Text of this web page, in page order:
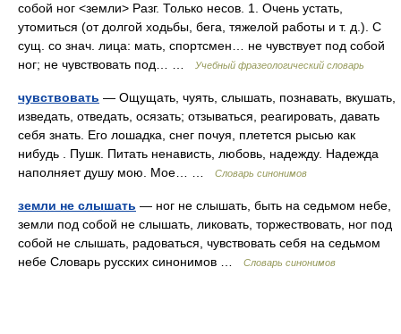
собой ног <земли> Разг. Только несов. 1. Очень устать,
утомиться (от долгой ходьбы, бега, тяжелой работы и т. д.). С
сущ. со знач. лица: мать, спортсмен… не чувствует под собой
ног; не чувствовать под… …
Учебный фразеологический словарь
чувствовать — Ощущать, чуять, слышать, познавать, вкушать,
изведать, отведать, осязать; отзываться, реагировать, давать
себя знать. Его лошадка, снег почуя, плетется рысью как
нибудь . Пушк. Питать ненависть, любовь, надежду. Надежда
наполняет душу мою. Мое… …
Словарь синонимов
земли не слышать — ног не слышать, быть на седьмом небе,
земли под собой не слышать, ликовать, торжествовать, ног под
собой не слышать, радоваться, чувствовать себя на седьмом
небе Словарь русских синонимов …
Словарь синонимов